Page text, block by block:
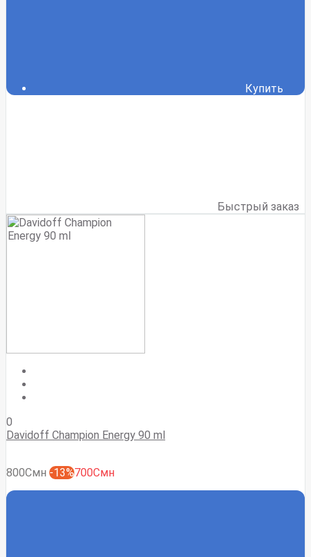
Купить
Быстрый заказ
0
Davidoff Champion Energy 90 ml
800Смн -13%700Смн